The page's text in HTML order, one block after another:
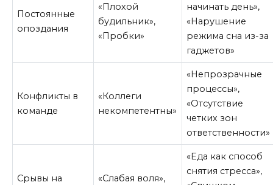
Постоянные
опоздания
«Плохой
будильник»,
«Пробки»
начинать день»,
«Нарушение
режима сна из-за
гаджетов»
Конфликты в
команде
«Коллеги
некомпетентны»
«Непрозрачные
процессы»,
«Отсутствие
четких зон
ответственности»
Срывы на
«Слабая воля»,
«Еда как способ
снятия стресса»,